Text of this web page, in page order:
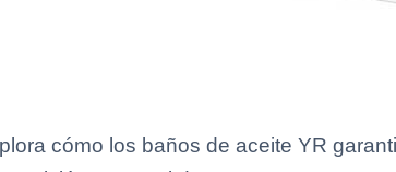
cómo los baños de aceite YR